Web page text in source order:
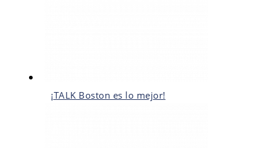
¡TALK Boston es lo mejor!